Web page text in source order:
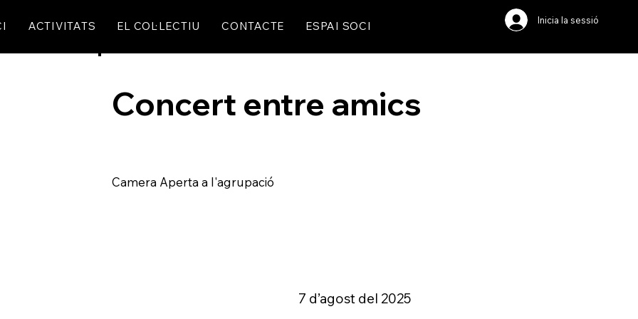
ACTIVITATS EL COL·LECTIU CONTACTE ESPAI SOCI Inicia la sessió
Concert entre amics
Camera Aperta a l'agrupació
7 d’agost del 2025